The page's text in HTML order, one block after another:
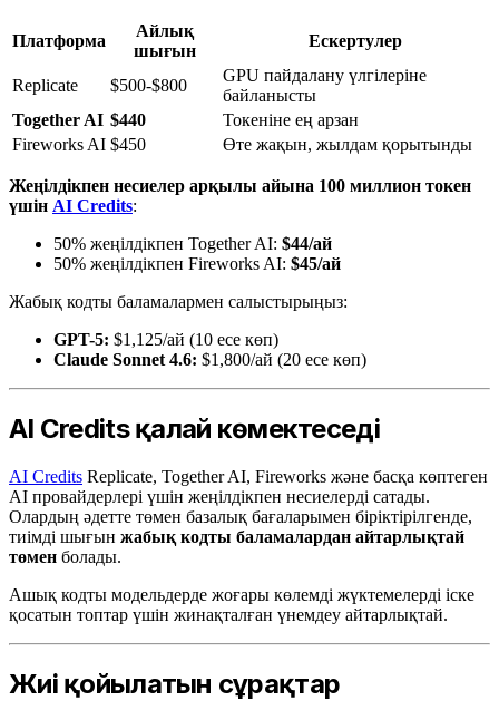
Платформа
Айлық
шығын
Ескертулер
Replicate $500-$800
GPU пайдалану үлгілеріне
байланысты
Together AI $440
Токеніне ең арзан
Fireworks AI $450 Өте жақын, жылдам қорытынды
Жеңілдікпен несиелер арқылы айына 100 миллион токен
үшін AI Credits:
50% жеңілдікпен Together AI: $44/ай
50% жеңілдікпен Fireworks AI: $45/ай
Жабық кодты баламалармен салыстырыңыз:
GPT-5: $1,125/ай (10 есе көп)
Claude Sonnet 4.6: $1,800/ай (20 есе көп)
AI Credits қалай көмектеседі
AI Credits Replicate, Together AI, Fireworks және басқа көптеген
AI провайдерлері үшін жеңілдікпен несиелерді сатады.
Олардың әдетте төмен базалық бағаларымен біріктірілгенде,
тиімді шығын жабық кодты баламалардан айтарлықтай
төмен болады.
Ашық кодты модельдерде жоғары көлемді жүктемелерді іске
қосатын топтар үшін жинақталған үнемдеу айтарлықтай.
Жиі қойылатын сұрақтар